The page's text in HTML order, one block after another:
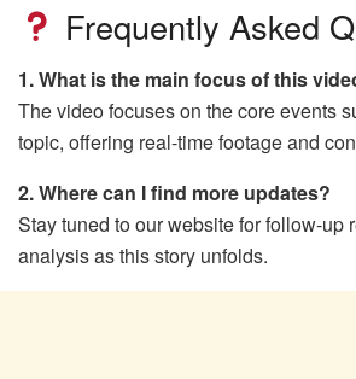
Frequently Asked
1. What is the main focus of this
The video focuses on the core events
topic, offering real-time footage and
2. Where can I find more updates?
Stay tuned to our website for follow-up
analysis as this story unfolds.